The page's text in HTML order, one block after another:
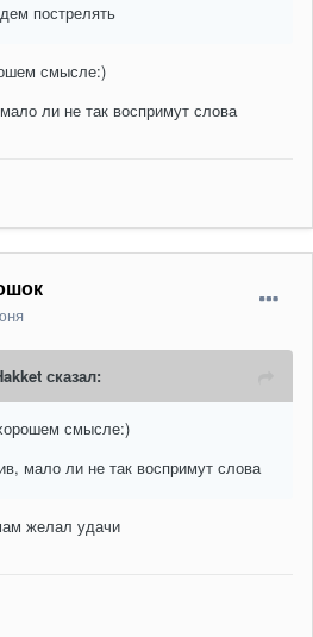
пострелять
смысле:)
ли не так воспримут слова
сказал:
смысле:)
мало ли не так воспримут слова
желал удачи